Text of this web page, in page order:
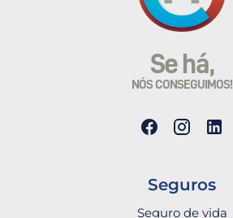
Se há,
NÓS CONSEGUIMOS!
Seguros
Seguro de vida